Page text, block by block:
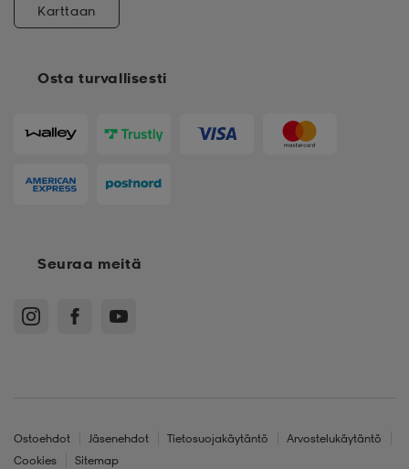
Osta turvallisesti
Karttaan
Seuraa meitä
Ostoehdot Jäsenehdot Tietosuojakäytäntö
Arvostelukäytäntö
Cookies
Sitemap